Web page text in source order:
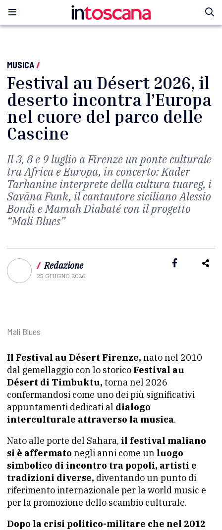
MUSICA/
Festival au Désert 2026, il
deserto incontra l’Europa
nel cuore del parco delle
Cascine
Il 3, 8 e 9 luglio a Firenze un ponte culturale
tra Africa e Europa, in concerto: Kader
Tarhanine interprete della cultura tuareg, i
Savāna Funk, il cantautore siciliano Alessio
Bondì e Mamah Diabaté con il progetto
“Mali Blues”
/ Redazione
25 GIUGNO 2026
Mali Blues
Il Festival au Désert Firenze, nato nel 2010
dal gemellaggio con lo storico Festival au
Désert di Timbuktu, torna nel 2026
confermandosi come uno dei più significativi
appuntamenti dedicati al dialogo
interculturale attraverso la musica.
Nato alle porte del Sahara, il festival maliano
si è affermato negli anni come un luogo
simbolico di incontro tra popoli, artisti e
tradizioni diverse, diventando un punto di
riferimento internazionale per la world music e
per la promozione dello scambio culturale.
Dopo la crisi politico-militare che nel 2012